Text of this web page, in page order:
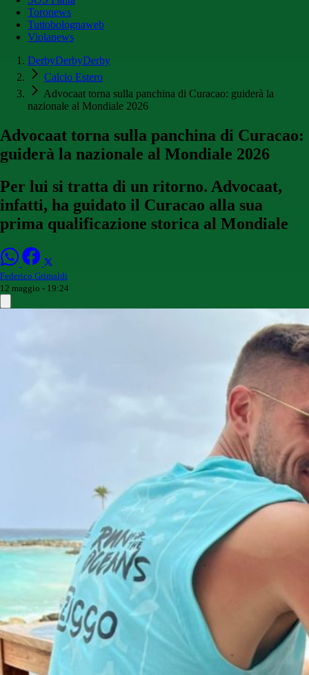
Toronews
Tuttobolognaweb
Violanews
DerbyDerbyDerby
Calcio Estero
Advocaat torna sulla panchina di Curacao: guiderà la
nazionale al Mondiale 2026
Advocaat torna sulla panchina di Curacao:
guiderà la nazionale al Mondiale 2026
Per lui si tratta di un ritorno. Advocaat,
infatti, ha guidato il Curacao alla sua
prima qualificazione storica al Mondiale
Federico Grimaldi
12 maggio - 19:24